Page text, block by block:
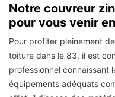
Notre couvreur
pour vous venir
Pour profiter pleinement
toiture dans le 83, il est
professionnel connaissant
équipements adéquats